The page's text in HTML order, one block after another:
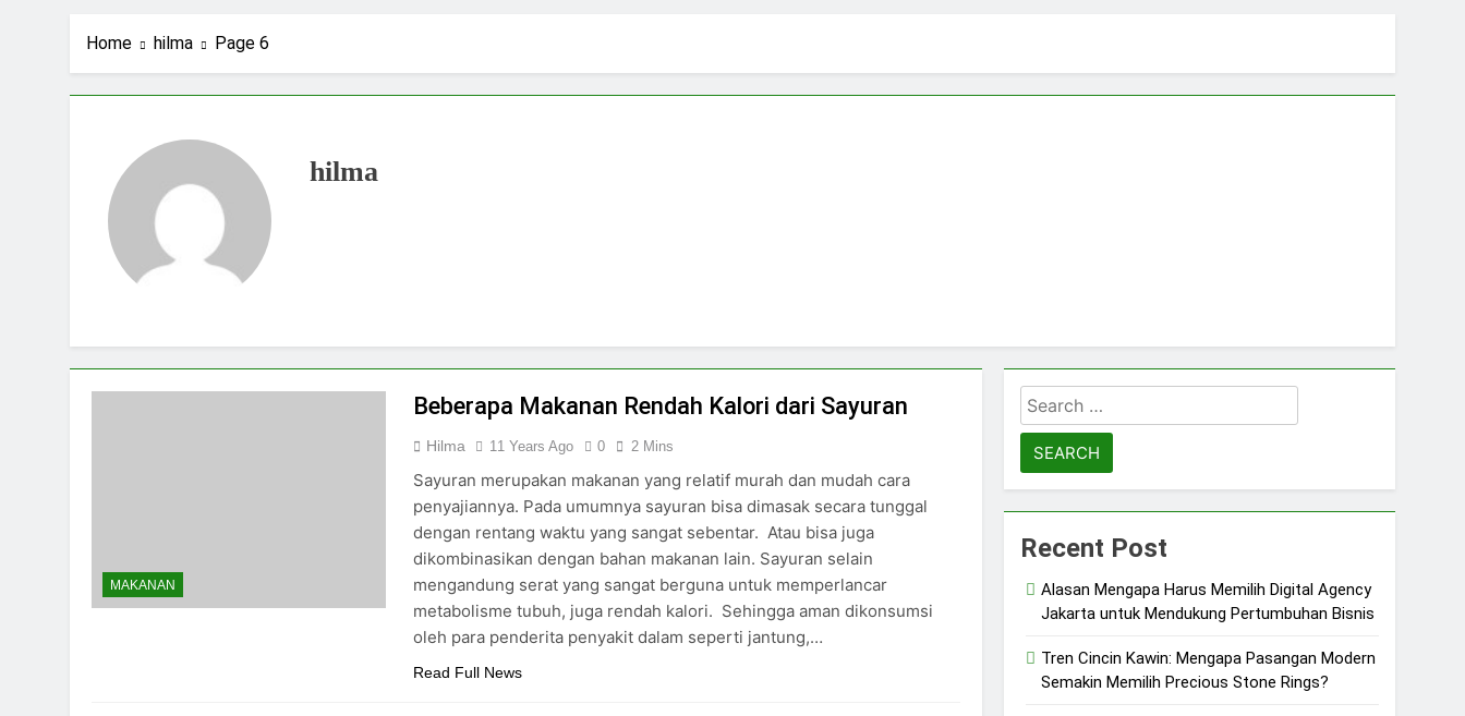
Anti-mainstream! Ini 5 Bentuk Berlian Unik di MONDIAL Sun Plaza Medan
2 Months Ago
Berapa Harga Emas Hari Ini? Cari Tahu Sebelum Membeli Perhiasan Favorit Anda
3 Months Ago
Kenapa Luxury Jewelry Brands in Indonesia Semakin Digemari ? Ini Dia Alasannya !
Home hilma Page 6
hilma
MAKANAN
Beberapa Makanan Rendah Kalori dari Sayuran
Hilma 11 Years Ago 0 2 Mins
Sayuran merupakan makanan yang relatif murah dan mudah cara
penyajiannya. Pada umumnya sayuran bisa dimasak secara tunggal
dengan rentang waktu yang sangat sebentar. Atau bisa juga
dikombinasikan dengan bahan makanan lain. Sayuran selain
mengandung serat yang sangat berguna untuk memperlancar
metabolisme tubuh, juga rendah kalori. Sehingga aman dikonsumsi
oleh para penderita penyakit dalam seperti jantung,…
Read Full News
Search
for:
Recent Post
Alasan Mengapa Harus Memilih Digital Agency
Jakarta untuk Mendukung Pertumbuhan Bisnis
Tren Cincin Kawin: Mengapa Pasangan Modern
Semakin Memilih Precious Stone Rings?